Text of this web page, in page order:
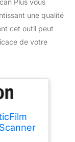
une qualité
cet outil peut
de votre